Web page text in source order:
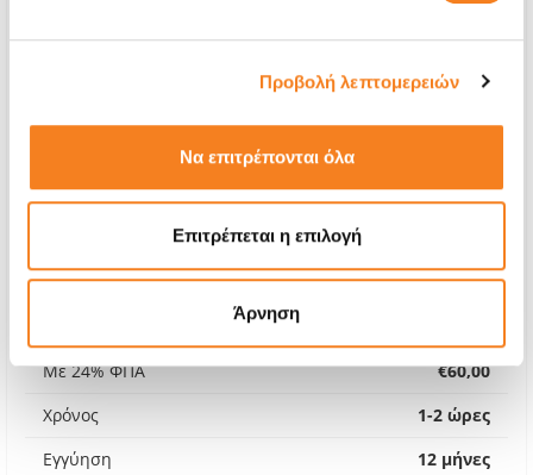
Προβολή λεπτομερειών
Να επιτρέπονται όλα
Επιτρέπεται η επιλογή
Άρνηση
Premium Οθόνη
Με 24% ΦΠΑ
€60,00
Χρόνος
1-2 ώρες
Εγγύηση
12 μήνες